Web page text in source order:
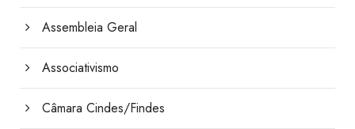
Assembleia Geral
Associativismo
Câmara Cindes/Findes